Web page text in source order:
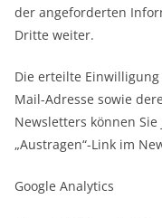
der angeforderten
Dritte weiter.
Die erteilte
Mail-Adresse sowie
Newsletters können
„Austragen“-Link im
Google Analytics